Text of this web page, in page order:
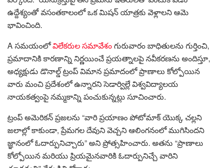
ఉద్దేశ్యంతో వసంతకాలంలో ఒక మిషన్ యాత్రకు వెళ్లాలని ఆమె
భావించింది.
A సమయంలోవిలేకరుల సమావేశంగురువారం బాధితులను గుర్తించి,
ప్రమాదానికి కారణాన్ని నిర్ణయించే ప్రయత్నాలపై నవీకరణను అందిస్తూ,
అధ్యక్షుడు డొనాల్డ్ ట్రంప్ విమాన ప్రమాదంలో ప్రాణాలు కోల్పోయిన
వారు మంచి ప్రదేశంలో ఉన్నారని సెడార్విల్లే విశ్వవిద్యాలయ
నాయకత్వంపై నమ్మకాన్ని పంచుకున్నట్లు సూచించారు.
ట్రంప్ అమెరికన్ ప్రజలను “వారి ప్రయాణం పోటోమాక్ యొక్క చల్లని
జలాల్లో కాకుండా, ప్రేమగల దేవుని వెచ్చని ఆలింగనంలో ముగిసిందని
జ్ఞానంలో ఓదార్పునిచ్చారు” అని ప్రోత్సహించారు. అతను “ప్రాణాలు
కోల్పోయిన మరియు ప్రియమైనవారికి ఓదార్పునిచ్చే వారిని